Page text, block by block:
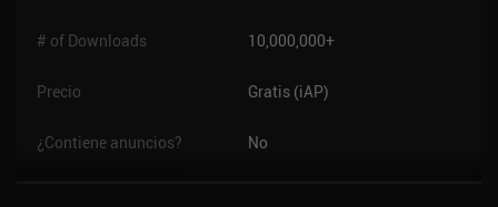
# of Downloads 10,000,000+
Precio Gratis (iAP)
¿Contiene anuncios? No